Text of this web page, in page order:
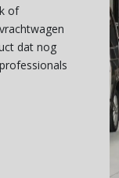
of
dat nog